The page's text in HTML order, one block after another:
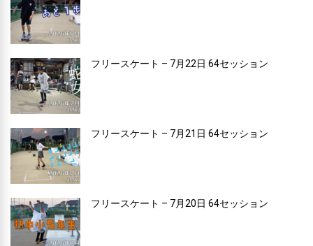
フリースケート – 7月22日 64セッション
フリースケート – 7月21日 64セッション
フリースケート – 7月20日 64セッション